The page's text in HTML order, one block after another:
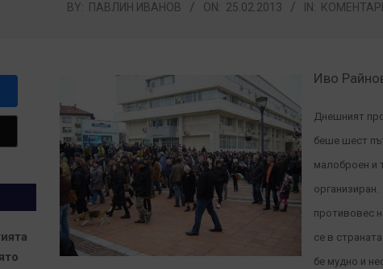
BY: ПАВЛИН ИВАНОВ ON: 25.02.2013 IN:
Иво
Днешният
беше шест
малоброен и
противовес
се в
бе мудно и